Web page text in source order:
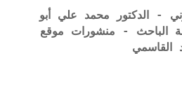
- الدكتور محمد علي أبو
46 من مجلة الباحث - منشورات موقع
القاسمي